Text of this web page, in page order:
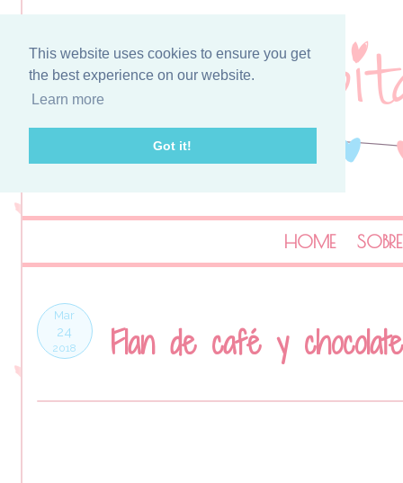
This website uses cookies to ensure you get
the best experience on our website.
Learn more
Got it!
HOME
Mar
24
2018 Flan de café y chocolate